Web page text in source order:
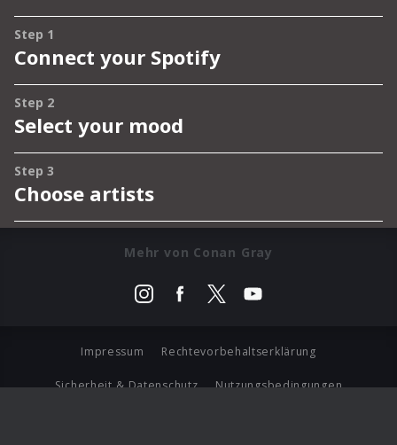
Mehr von Conan Gray
Impressum Rechtevorbehaltserklärung
Sicherheit & Datenschutz Nutzungsbedingungen